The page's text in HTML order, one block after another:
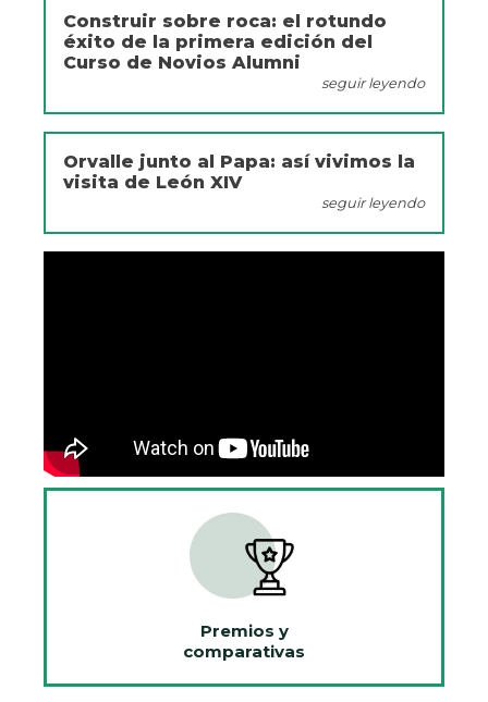
Construir sobre roca: el rotundo
éxito de la primera edición del
Curso de Novios Alumni
seguir leyendo
Orvalle junto al Papa: así vivimos la
visita de León XIV
seguir leyendo
Premios y
comparativas